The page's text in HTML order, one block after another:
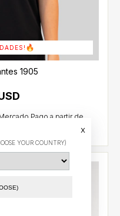
YOUR COUNTRY)
x
1905